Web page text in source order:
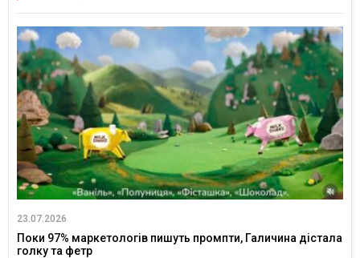
23.07.2026
Поки 97% маркетологів пишуть промпти, Галичина дістала
голку та фетр